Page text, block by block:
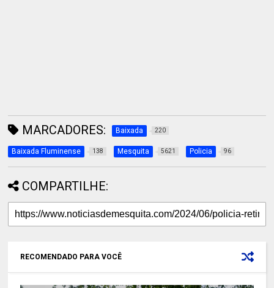
MARCADORES: Baixada 220
Baixada Fluminense 138 Mesquita 5621 Policia 96
COMPARTILHE:
RECOMENDADO PARA VOCÊ